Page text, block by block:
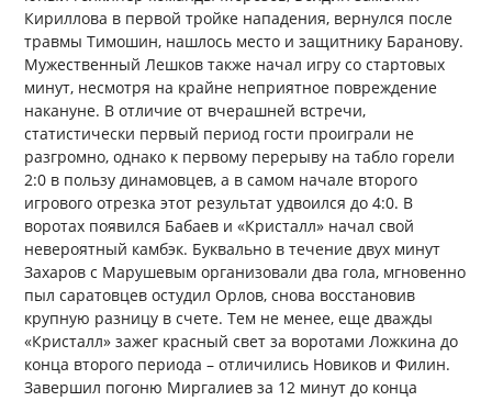
Кириллова в первой тройке нападения, вернулся после
травмы Тимошин, нашлось место и защитнику Баранову.
Мужественный Лешков также начал игру со стартовых
минут, несмотря на крайне неприятное повреждение
накануне. В отличие от вчерашней встречи,
статистически первый период гости проиграли не
разгромно, однако к первому перерыву на табло горели
2:0 в пользу динамовцев, а в самом начале второго
игрового отрезка этот результат удвоился до 4:0. В
воротах появился Бабаев и «Кристалл» начал свой
невероятный камбэк. Буквально в течение двух минут
Захаров с Марушевым организовали два гола, мгновенно
пыл саратовцев остудил Орлов, снова восстановив
крупную разницу в счете. Тем не менее, еще дважды
«Кристалл» зажег красный свет за воротами Ложкина до
конца второго периода – отличились Новиков и Филин.
Завершил погоню Миргалиев за 12 минут до конца